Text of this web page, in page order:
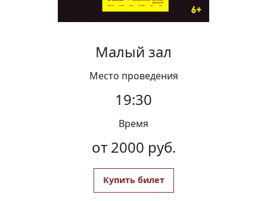
Малый зал
Место проведения
19:30
Время
от 2000 руб.
Купить билет